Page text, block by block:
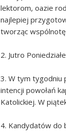
lektorom, oazie
najlepiej
tworząc
2. Jutro
3. W tym tygodniu
intencji powołań
Katolickiej. W
4. Kandydatów do